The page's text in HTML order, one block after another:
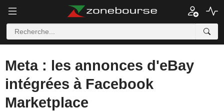
Meta : les annonces d'eBay
intégrées à Facebook
Marketplace